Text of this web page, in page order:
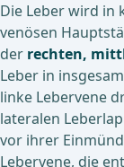
Die Leber wird in
venösen
der rechten,
Leber in
linke Lebervene
lateralen
vor ihrer
Lebervene, die